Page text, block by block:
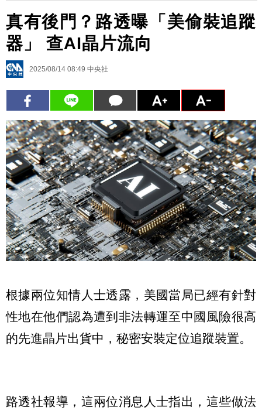
真有後門？路透曝「美偷裝追蹤
器」 查AI晶片流向
2025/08/14 08:49 中央社
根據兩位知情人士透露，美國當局已經有針對
性地在他們認為遭到非法轉運至中國風險很高
的先進晶片出貨中，秘密安裝定位追蹤裝置。
路透社報導，這兩位消息人士指出，這些做法